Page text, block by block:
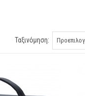
Ταξινόμηση: